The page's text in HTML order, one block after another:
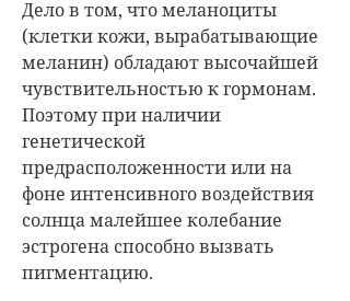
Дело в том, что меланоциты
(клетки кожи, вырабатывающие
меланин) обладают высочайшей
чувствительностью к гормонам.
Поэтому при наличии
генетической
предрасположенности или на
фоне интенсивного воздействия
солнца малейшее колебание
эстрогена способно вызвать
пигментацию.